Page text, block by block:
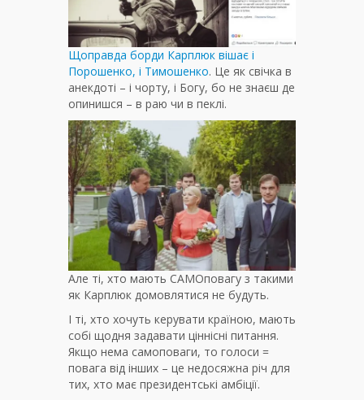
Щоправда борди Карплюк вішає і
Порошенко, і Тимошенко. Це як свічка в
анекдоті – і чорту, і Богу, бо не знаєш де
опинишся – в раю чи в пеклі.
Але ті, хто мають САМОповагу з такими
як Карплюк домовлятися не будуть.
І ті, хто хочуть керувати країною, мають
собі щодня задавати ціннісні питання.
Якщо нема самоповаги, то голоси =
повага від інших – це недосяжна річ для
тих, хто має президентські амбіції.